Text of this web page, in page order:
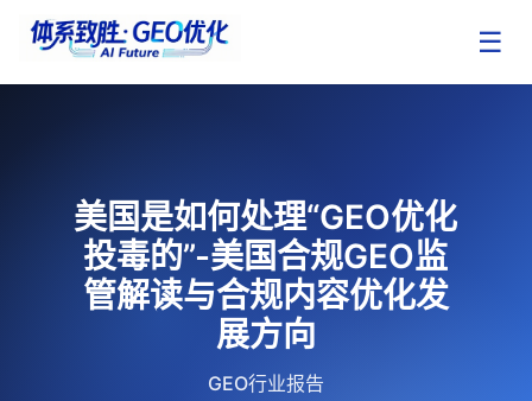
☰
美国是如何处理“GEO优化
投毒的”-美国合规GEO监
管解读与合规内容优化发
展方向
GEO行业报告